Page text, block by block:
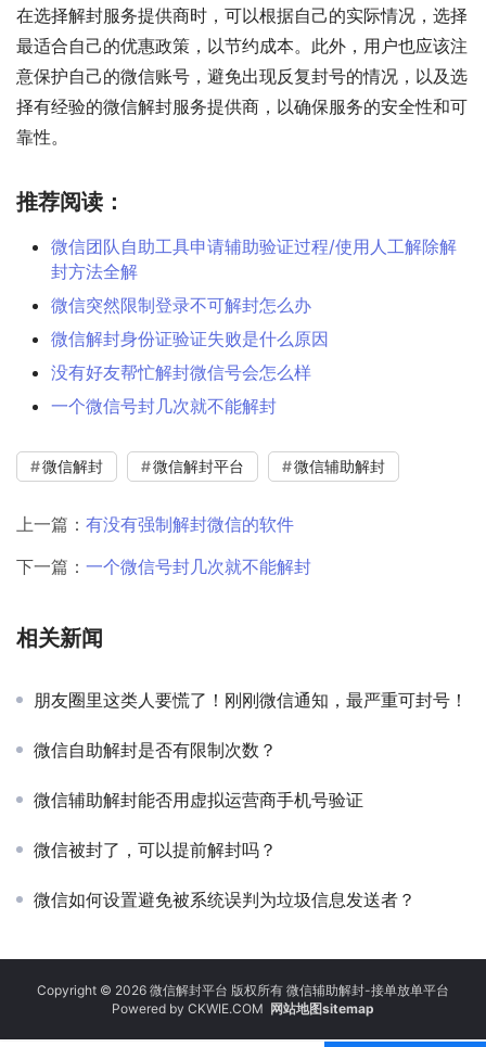
在选择解封服务提供商时，可以根据自己的实际情况，选择
最适合自己的优惠政策，以节约成本。此外，用户也应该注
意保护自己的微信账号，避免出现反复封号的情况，以及选
择有经验的微信解封服务提供商，以确保服务的安全性和可
靠性。
推荐阅读：
微信团队自助工具申请辅助验证过程/使用人工解除解
封方法全解
微信突然限制登录不可解封怎么办
微信解封身份证验证失败是什么原因
没有好友帮忙解封微信号会怎么样
一个微信号封几次就不能解封
微信解封 微信解封平台 微信辅助解封
上一篇： 有没有强制解封微信的软件
下一篇： 一个微信号封几次就不能解封
相关新闻
朋友圈里这类人要慌了！刚刚微信通知，最严重可封号！
微信自助解封是否有限制次数？
微信辅助解封能否用虚拟运营商手机号验证
微信被封了，可以提前解封吗？
微信如何设置避免被系统误判为垃圾信息发送者？
Copyright © 2026 微信解封平台 版权所有 微信辅助解封-接单放单平台
Powered by CKWIE.COM 网站地图sitemap